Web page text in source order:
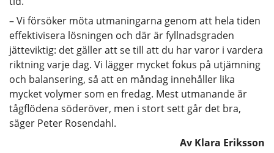
– Vi försöker möta utmaningarna genom att hela tiden
effektivisera lösningen och där är fyllnadsgraden
jätteviktig: det gäller att se till att du har varor i vardera
riktning varje dag. Vi lägger mycket fokus på utjämning
och balansering, så att en måndag innehåller lika
mycket volymer som en fredag. Mest utmanande är
tågflödena söderöver, men i stort sett går det bra,
säger Peter Rosendahl.
Av Klara Eriksson